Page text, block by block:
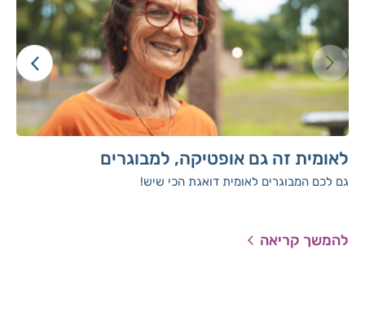
לאומית זה גם אופטיקה, למבוגרים
גם לכם המבוגרים לאומית דואגת הכי שיש!
להמשך קריאה